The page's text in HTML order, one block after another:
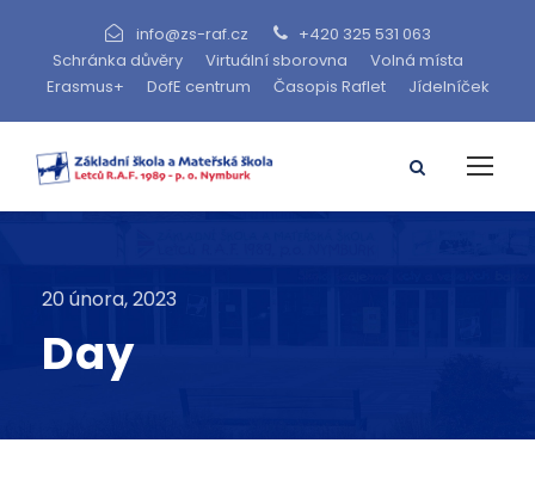
info@zs-raf.cz
+420 325 531 063
Schránka důvěry
Virtuální sborovna
Volná místa
Erasmus+
DofE centrum Časopis Raflet Jídelníček
20 února, 2023
Day